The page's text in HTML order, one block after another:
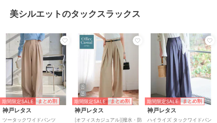
美シルエットのタックスラックス
期間限定SALE まとめ割
神戸レタス
ツータックワイドパンツ
期間限定SALE まとめ割
神戸レタス
[オフィスカジュアル][撥水・防
期間限定SALE まとめ割
神戸レタス
ハイライズ タックワイドパン